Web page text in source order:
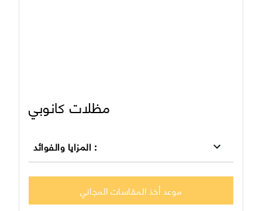
مظلات كانوبي
المزايا والفوائد :
موعد أخذ المقاسات المجاني